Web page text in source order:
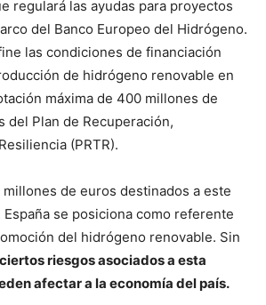
regulará las ayudas para proyectos
del Banco Europeo del Hidrógeno.
las condiciones de financiación
de hidrógeno renovable en
máxima de 400 millones de
del Plan de Recuperación,
(PRTR).
de euros destinados a este
se posiciona como referente
del hidrógeno renovable. Sin
riesgos asociados a esta
afectar a la economía del país.